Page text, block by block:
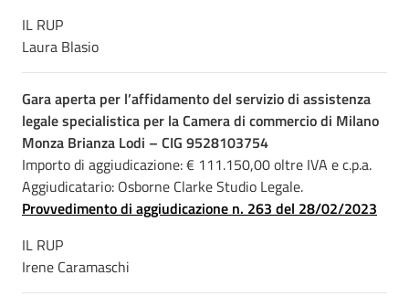
IL RUP
Laura Blasio
Gara aperta per l’affidamento del servizio di assistenza
legale specialistica per la Camera di commercio di Milano
Monza Brianza Lodi – CIG 9528103754
Importo di aggiudicazione: € 111.150,00 oltre IVA e c.p.a.
Aggiudicatario: Osborne Clarke Studio Legale.
Provvedimento di aggiudicazione n. 263 del 28/02/2023
IL RUP
Irene Caramaschi